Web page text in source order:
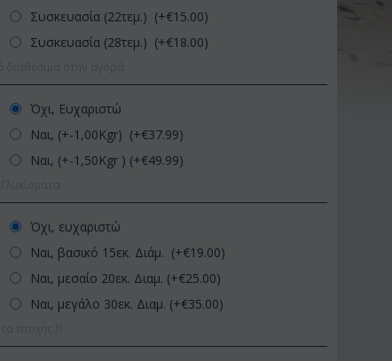
Έκπτωση 11%
Συσκευασία (22τεμ.) (+€15.00)
Συσκευασία (28τεμ.) (+€18.00)
Όχι, Ευχαριστώ
Ναι, (+-1,00Kgr) (+€37.99)
Ναι, (+-1,50Kgr ) (+€49.99)
Όχι, ευχαριστώ
Ναι, βασικό 15εκ. Διάμ. (+€19.00)
Ναι, μεσαίο 20εκ. Διαμ. (+€25.00)
Ναι, μεγάλο 30εκ. Διαμ. (+€35.00)